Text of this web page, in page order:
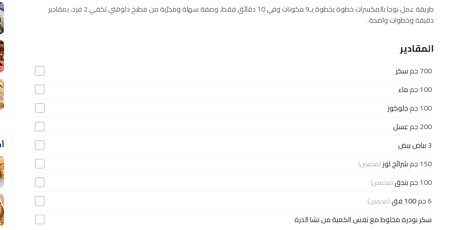
طريقة عمل نوجا بالمكسرات خطوة بخطوة بـ9 مكونات وفي 10 دقائق فقط. وصفة سهلة ومجرّبة من مطبخ دلوقتي تكفي 2 فرد، بمقادير
دقيقة وخطوات واضحة.
المقادير
700 جم
سكر
100 جم
ماء
100 جم
جلوكوز
200 جم
عسل
3بياض بيض
150 جم
شرائح لوز (محمص)
100 جم بندق(محمص)
6 جم 100 فق (محمص)
سكر بودرة مخلوط مع نفس الكمية من نشا الذرة